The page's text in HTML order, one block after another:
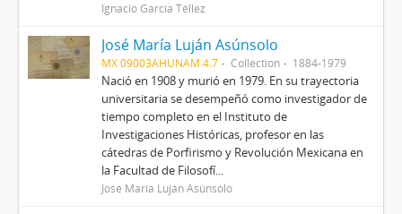
Ignacio García Téllez
José María Luján Asúnsolo
MX 09003AHUNAM 4.7 Collection 1884-1979
Nació en 1908 y murió en 1979. En su trayectoria
universitaria se desempeñó como investigador de
tiempo completo en el Instituto de
Investigaciones Históricas, profesor en las
cátedras de Porfirismo y Revolución Mexicana en
la Facultad de Filosofí...
José María Luján Asúnsolo